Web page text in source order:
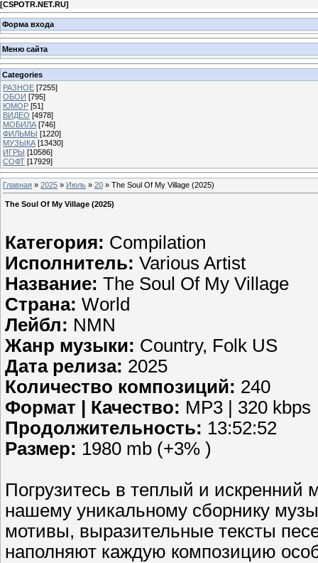
[CSPOTR.NET.RU]
Форма входа
Меню сайта
Categories
РАЗНОЕ [7255]
ОБОИ [795]
ЮМОР [51]
ВИДЕО [4978]
МОБИЛА [746]
ФИЛЬМЫ [1220]
МУЗЫКА [13430]
ИГРЫ [10586]
СОФТ [17929]
Главная » 2025 » Июль » 20 » The Soul Of My Village (2025)
The Soul Of My Village (2025)
Категория: Compilation
Исполнитель: Various Artist
Название: The Soul Of My Village
Страна: World
Лейбл: NMN
Жанр музыки: Country, Folk US
Дата релиза: 2025
Количество композиций: 240
Формат | Качество: MP3 | 320 kbps
Продолжительность: 13:52:52
Размер: 1980 mb (+3% )
Погрузитесь в теплый и искренний
нашему уникальному сборнику
мотивы, выразительные тексты
наполняют каждую композицию